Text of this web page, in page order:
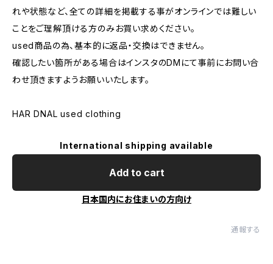
れや状態など、全ての詳細を掲載する事がオンラインでは難しい
ことをご理解頂ける方のみお買い求めください。
used商品の為、基本的に返品・交換はできません。
確認したい箇所がある場合はインスタのDMにて事前にお問い合
わせ頂きますようお願いいたします。
HAR DNAL used clothing
International shipping available
Add to cart
日本国内にお住まいの方向け
通報する